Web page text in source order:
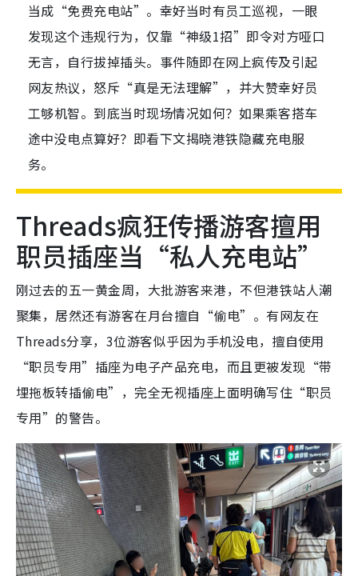
当成“免费充电站”。幸好当时有员工巡视，一眼
发现这个违规行为，仅靠“神级1招”即令对方哑口
无言，自行拔掉插头。事件随即在网上疯传及引起
网友热议，怒斥“真是无法理解”，并大赞幸好员
工够机智。到底当时现场情况如何？如果乘客搭车
途中没电点算好？即看下文揭晓港铁隐藏充电服
务。
Threads疯狂传播游客擅用
职员插座当“私人充电站”
刚过去的五一黄金周，大批游客来港，不但港铁站人潮
聚集，居然还有游客在月台擅自“偷电”。有网友在
Threads分享，3位游客似乎因为手机没电，擅自使用
“职员专用”插座为电子产品充电，而且更被发现“带
埋拖板转插偷电”，完全无视插座上面明确写住“职员
专用”的警告。